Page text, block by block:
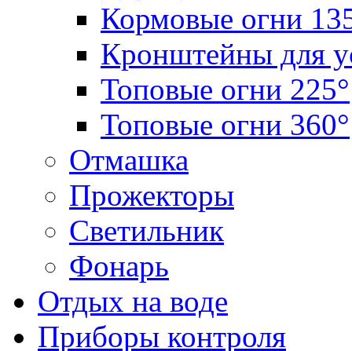
Кормовые огни
Кронштейны для
Топовые огни 225°
Топовые огни 360°
Отмашка
Прожекторы
Светильник
Фонарь
Отдых на воде
Приборы контроля